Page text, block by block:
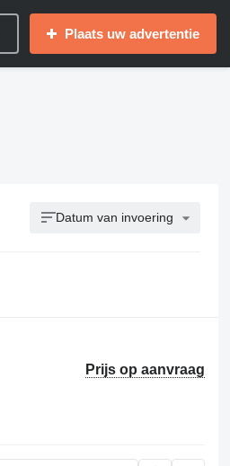
Plaats uw advertentie
Datum van invoering
Prijs op aanvraag